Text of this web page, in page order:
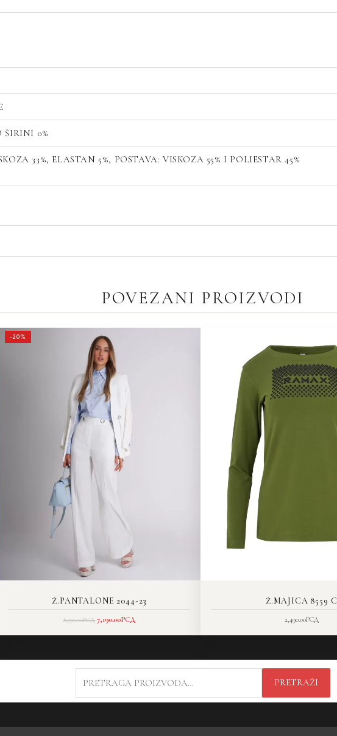
ŠIRINI 0%
33%, ELASTAN 5%, POSTAVA: VISKOZA 55% I POLIESTAR 45%
POVEZANI PROIZVODI
-20%
Ž.PANTALONE 2044-23
8,990.00РСД
CENA
JE
BILA:
8,990.00РСД.
7,190.00РСД
Ž.MAJICA 8559 C
2,490.00РСД
ZA:
PRETRAŽI